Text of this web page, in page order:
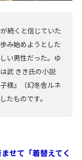
続くと信じていた
み始めようとした
い男性だった。ゆ
武 きき氏の小説
様』（幻冬舎ルネ
たものです。
せて「着替えてく